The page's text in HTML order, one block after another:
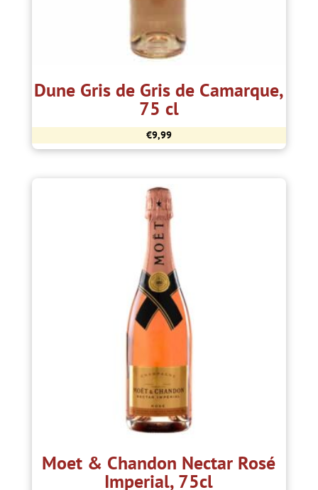
Dune Gris de Gris de Camarque,
75 cl
€9,99
Moet & Chandon Nectar Rosé
Imperial, 75cl